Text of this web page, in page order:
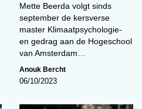
Mette Beerda volgt sinds
september de kersverse
master Klimaatpsychologie-
en gedrag aan de Hogeschool
van Amsterdam…
Anouk Bercht
06/10/2023